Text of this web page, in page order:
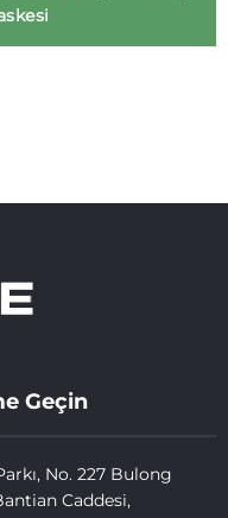
Geçin
No. 227 Bulong
Caddesi,